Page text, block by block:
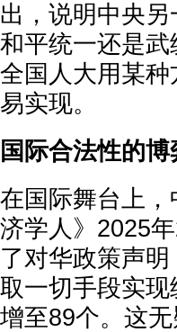
出，说明中央
和平统一还是
全国人大用某
易实现。
国际合法性的博
在国际舞台上
济学人》2025
了对华政策声明
取一切手段实现
增至89个。这